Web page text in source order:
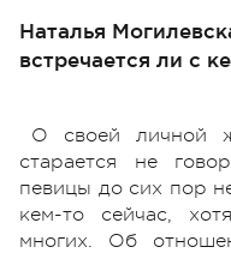
Наталья
встречается ли с
О своей личной
старается не
певицы до сих пор
кем-то сейчас,
многих. Об